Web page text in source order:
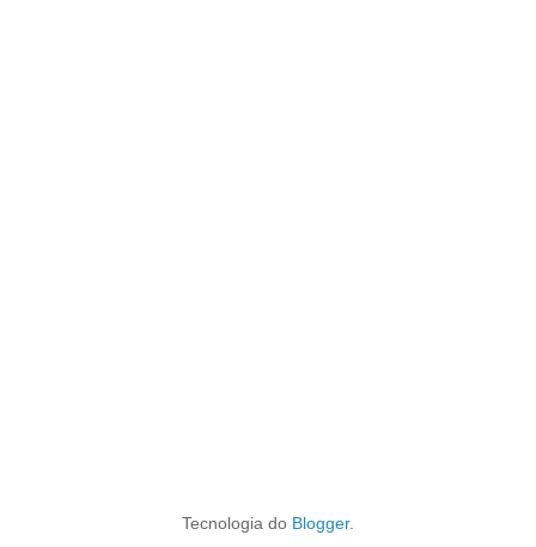
Tecnologia do Blogger.